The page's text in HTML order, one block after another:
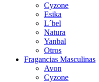
Cyzone
Esika
L´bel
Natura
Yanbal
Otros
Fragancias Masculinas
Avon
Cyzone